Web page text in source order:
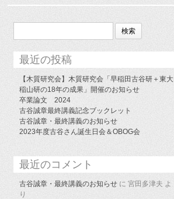
検
最近の投稿
【木質研究会】木質研究会「早稲田古谷研＋東大
稲山研の18年の成果」開催のお知らせ
卒業論文 2024
古谷誠章最終講義記念ブックレット
古谷誠章・最終講義のお知らせ
2023年度古谷さん誕生日会＆OBOG会
最近のコメント
古谷誠章・最終講義のお知らせ に宮田多津夫 よ
り